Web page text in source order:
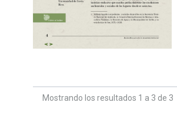
Mostrando los resultados 1 a 3 de 3